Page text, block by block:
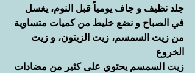
جلد نظيف و جاف يومياً قبل النوم، يغسل
في الصباح و نضع خليط من كميات متساوية
من زيت السمسم، زيت الزيتون، و زيت
الخروع
زيت السمسم يحتوي على كثير من مضادات